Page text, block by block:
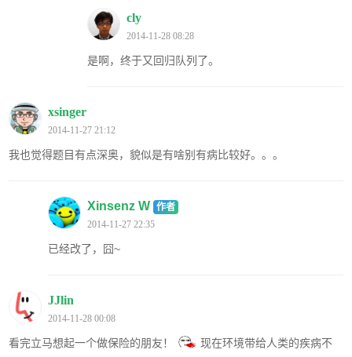
cly
2014-11-28 08:28
是啊，终于又回归队列了。
xsinger
2014-11-27 21:12
我也觉得题目有点深奥，貌似是有啥别有病比较好。。。
Xinsenz W 作者
2014-11-27 22:35
已经改了，囧~
JJlin
2014-11-28 00:08
看完立马想起一个做保险的朋友！
现在环境带给人类的疾病不